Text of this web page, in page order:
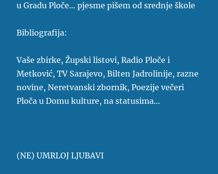
u Gradu Ploče… pjesme pišem od srednje škole
Bibliografija:
Vaše zbirke, Župski listovi, Radio Ploče i
Metković, TV Sarajevo, Bilten Jadrolinije, razne
novine, Neretvanski zbornik, Poezije večeri
Ploča u Domu kulture, na statusima…
(NE) UMRLOJ LJUBAVI